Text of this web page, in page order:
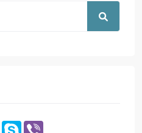
Message
Skype